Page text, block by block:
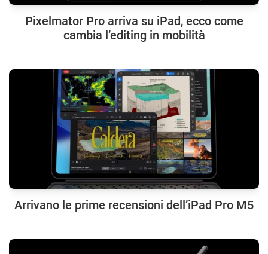
Pixelmator Pro arriva su iPad, ecco come
cambia l’editing in mobilità
Arrivano le prime recensioni dell’iPad Pro M5